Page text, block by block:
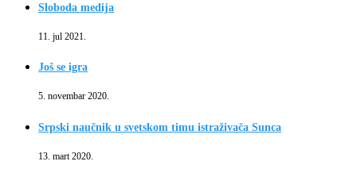
Sloboda medija
11. jul 2021.
Još se igra
5. novembar 2020.
Srpski naučnik u svetskom timu istraživača Sunca
13. mart 2020.